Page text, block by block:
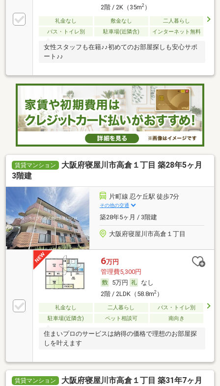
2階 / 2K（35m2）
礼金なし 敷金なし
二人暮らし
バス・トイレ別
駐車場(近隣含) インターネット無料
女性スタッフも在籍♪♪初めてのお部屋探しも安心サポ
ート♪♪
賃貸マンション
大阪府寝屋川市高倉１丁目 築28年5ヶ月
3階建
片町線 忍ケ丘駅 徒歩7分
その他の交通
築28年5ヶ月 / 3階建
大阪府寝屋川市高倉１丁目
6万円
管理費5,300円
5万円
なし
2階 / 2LDK（58.8m2）
礼金なし 二人暮らし
バス・トイレ別
駐車場(近隣含)
ペット相談可 南向き
住まいプロのサービスは納得の価格で理想のお部屋探
しを叶えます
賃貸マンション
大阪府寝屋川市高倉１丁目 築31年7ヶ月